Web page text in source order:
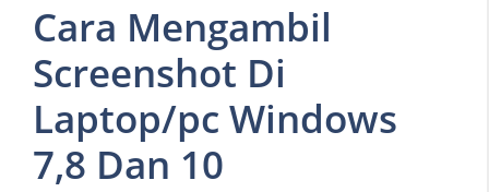
Cara Mengambil
Screenshot Di
Laptop/pc Windows
7,8 Dan 10